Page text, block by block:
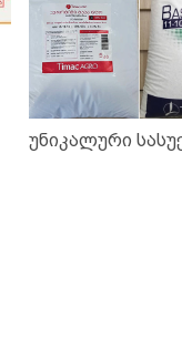
უნიკალური